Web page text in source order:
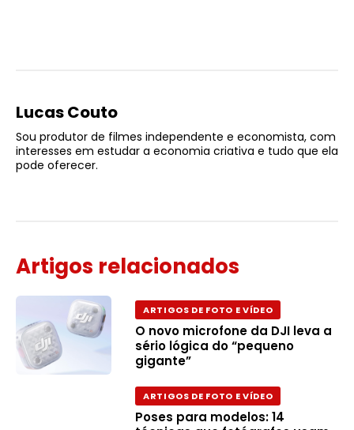
Lucas Couto
Sou produtor de filmes independente e economista, com
interesses em estudar a economia criativa e tudo que ela
pode oferecer.
Artigos relacionados
ARTIGOS DE FOTO E VÍDEO
O novo microfone da DJI leva a
sério lógica do “pequeno
gigante”
ARTIGOS DE FOTO E VÍDEO
Poses para modelos: 14